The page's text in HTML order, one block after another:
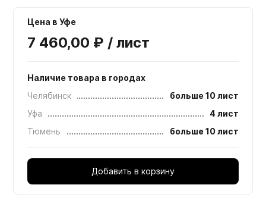
Цена в Уфе
7 460,00 ₽ / лист
Наличие товара в городах
Челябинск
больше 10 лист
Уфа
4 лист
Тюмень
больше 10 лист
Добавить в корзину